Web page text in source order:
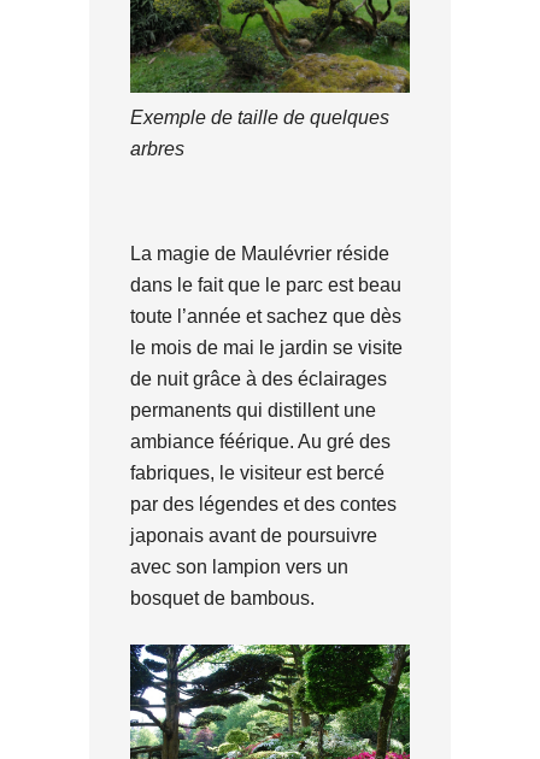
Exemple de taille de quelques
arbres
La magie de Maulévrier réside
dans le fait que le parc est beau
toute l’année et sachez que dès
le mois de mai le jardin se visite
de nuit grâce à des éclairages
permanents qui distillent une
ambiance féérique. Au gré des
fabriques, le visiteur est bercé
par des légendes et des contes
japonais avant de poursuivre
avec son lampion vers un
bosquet de bambous.